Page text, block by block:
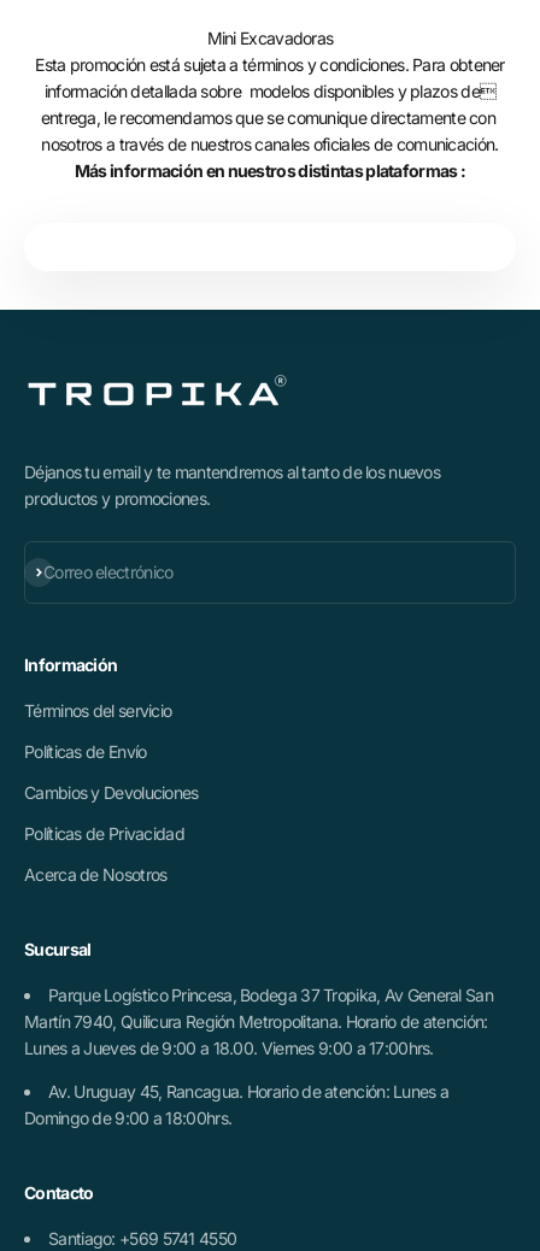
Mini Excavadoras
Esta promoción está sujeta a términos y condiciones. Para obtener
información detallada sobre modelos disponibles y plazos de
entrega, le recomendamos que se comunique directamente con
nosotros a través de nuestros canales oficiales de comunicación.
Más información en nuestros distintas plataformas :
Déjanos tu email y te mantendremos al tanto de los nuevos
productos y promociones.
Correo electrónico
Suscribirse
Información
Términos del servicio
Políticas de Envío
Cambios y Devoluciones
Políticas de Privacidad
Acerca de Nosotros
Sucursal
Parque Logístico Princesa, Bodega 37 Tropika, Av General San
Martín 7940, Quilicura Región Metropolitana. Horario de atención:
Lunes a Jueves de 9:00 a 18.00. Viernes 9:00 a 17:00hrs.
Av. Uruguay 45, Rancagua. Horario de atención: Lunes a
Domingo de 9:00 a 18:00hrs.
Contacto
Santiago: +569 5741 4550